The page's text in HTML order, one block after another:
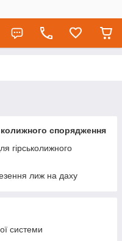
спорядження
гірськолижного
лиж на даху
системи